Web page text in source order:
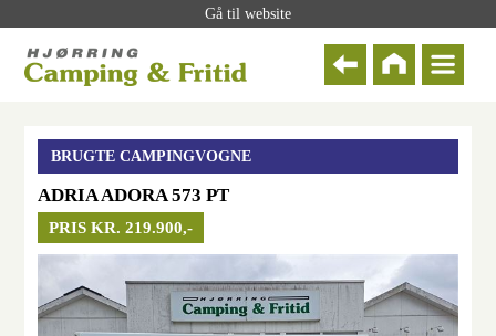
Gå til website
BRUGTE CAMPINGVOGNE
ADRIA ADORA 573 PT
PRIS KR. 219.900,-